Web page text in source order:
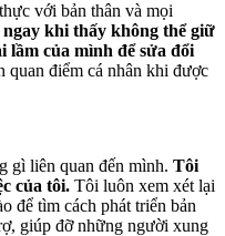
với bản thân và mọi
ngay khi thấy không thể giữ
lầm của mình để sửa đổi
quan điểm cá nhân khi được
gì liên quan đến mình. Tôi
của tôi. Tôi luôn xem xét lại
để tìm cách phát triển bản
giúp đỡ những người xung